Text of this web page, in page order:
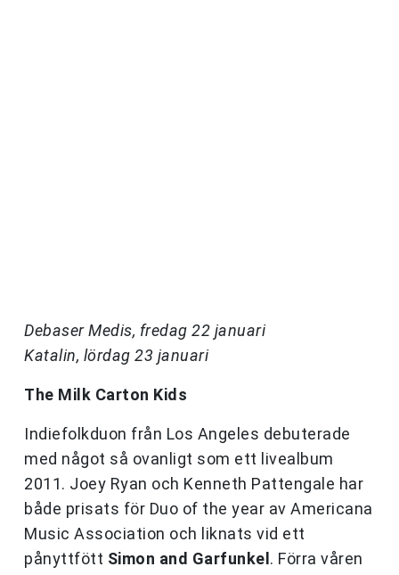
Debaser Medis, fredag 22 januari
Katalin, lördag 23 januari
The Milk Carton Kids
Indiefolkduon från Los Angeles debuterade
med något så ovanligt som ett livealbum
2011. Joey Ryan och Kenneth Pattengale har
både prisats för Duo of the year av Americana
Music Association och liknats vid ett
pånyttfött Simon and Garfunkel . Förra våren